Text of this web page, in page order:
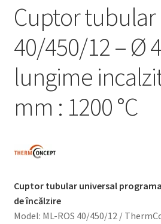
Cuptor tubular
40/450/12 – Ø
lungime
mm : 1200 °C
Cuptor tubular universal
de încălzire
Model: ML-ROS 40/450/12 /